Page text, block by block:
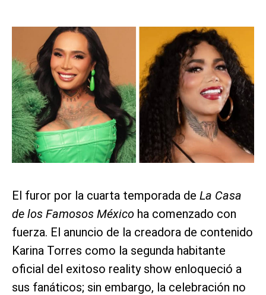
El furor por la cuarta temporada de La Casa
de los Famosos México ha comenzado con
fuerza. El anuncio de la creadora de contenido
Karina Torres como la segunda habitante
oficial del exitoso reality show enloqueció a
sus fanáticos; sin embargo, la celebración no